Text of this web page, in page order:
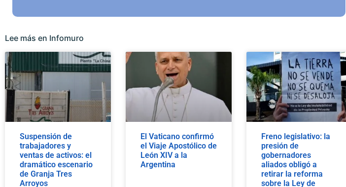
Lee más en Infomuro
Suspensión de
trabajadores y
ventas de activos: el
dramático escenario
de Granja Tres
Arroyos
El Vaticano confirmó
el Viaje Apostólico de
León XIV a la
Argentina
Freno legislativo: la
presión de
gobernadores
aliados obligó a
retirar la reforma
sobre la Ley de